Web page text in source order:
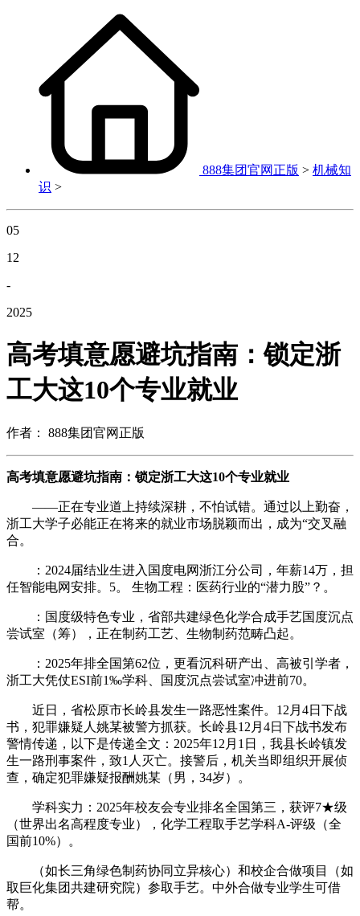
888集团官网正版 > 机械知
识 >
05
12
-
2025
高考填意愿避坑指南：锁定浙
工大这10个专业就业
作者： 888集团官网正版
高考填意愿避坑指南：锁定浙工大这10个专业就业
——正在专业道上持续深耕，不怕试错。通过以上勤奋，
浙工大学子必能正在将来的就业市场脱颖而出，成为“交叉融
合。
：2024届结业生进入国度电网浙江分公司，年薪14万，担
任智能电网安排。5。 生物工程：医药行业的“潜力股”？。
：国度级特色专业，省部共建绿色化学合成手艺国度沉点
尝试室（筹），正在制药工艺、生物制药范畴凸起。
：2025年排全国第62位，更看沉科研产出、高被引学者，
浙工大凭仗ESI前1‰学科、国度沉点尝试室冲进前70。
近日，省松原市长岭县发生一路恶性案件。12月4日下战
书，犯罪嫌疑人姚某被警方抓获。长岭县12月4日下战书发布
警情传递，以下是传递全文：2025年12月1日，我县长岭镇发
生一路刑事案件，致1人灭亡。接警后，机关当即组织开展侦
查，确定犯罪嫌疑报酬姚某（男，34岁）。
学科实力：2025年校友会专业排名全国第三，获评7★级
（世界出名高程度专业），化学工程取手艺学科A-评级（全
国前10%）。
（如长三角绿色制药协同立异核心）和校企合做项目（如
取巨化集团共建研究院）参取手艺。中外合做专业学生可借
帮。